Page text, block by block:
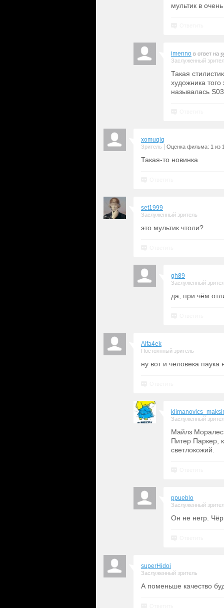
мультик в
imenno в ответ на
Заслуженный
Такая
художника
называлась
xomuqiq
Зритель Оценка фильма: 1 из
Такая-то новинка
set1999
Заслуженный зритель
это мультик чтоли?
gh89
Заслуженный
да, при чём
Alfa4ek
Постоянный зритель
ну вот и человека паука
Заслуженный
Майлз
Питер Паркер,
светлокожий.
ppueblo
Заслуженный
Он не негр.
superHidoi
Заслуженный зритель
А поменьше качество